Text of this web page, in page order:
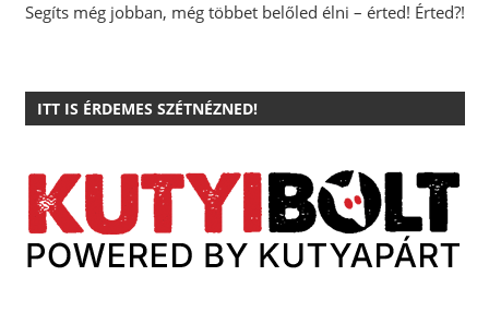
Segíts még jobban, még többet belőled élni – érted! Érted?!
ITT IS ÉRDEMES SZÉTNÉZNED!